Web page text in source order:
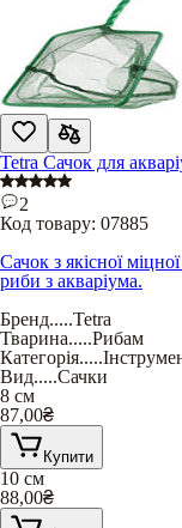
Tetra Сачок для
2
Код товару: 07885
Сачок з якісної
риби з акваріума.
Бренд.....Tetra
Тварина.....Рибам
Категорія.....
Вид.....Сачки
8 см
87,00₴
Купити
10 см
88,00₴